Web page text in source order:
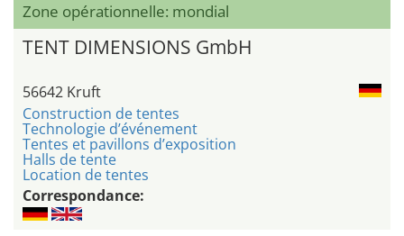
Zone opérationnelle: mondial
TENT DIMENSIONS GmbH
56642 Kruft
Construction de tentes
Technologie d’événement
Tentes et pavillons d’exposition
Halls de tente
Location de tentes
Correspondance: